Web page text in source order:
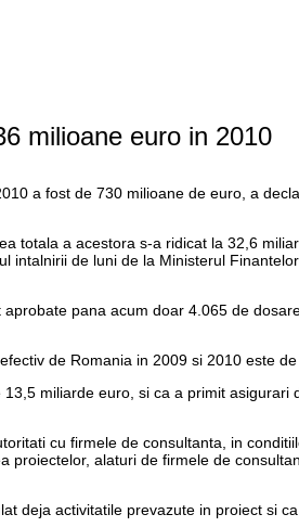
milioane euro in 2010
a fost de 730 milioane de euro, a
totala a acestora s-a ridicat la 32,6
de luni de la Ministerul
pana acum doar 4.065 de
de Romania in 2009 si 2010 este de
miliarde euro, si ca a primit
cu firmele de consultanta, in
alaturi de firmele de
deja activitatile prevazute in proiect si